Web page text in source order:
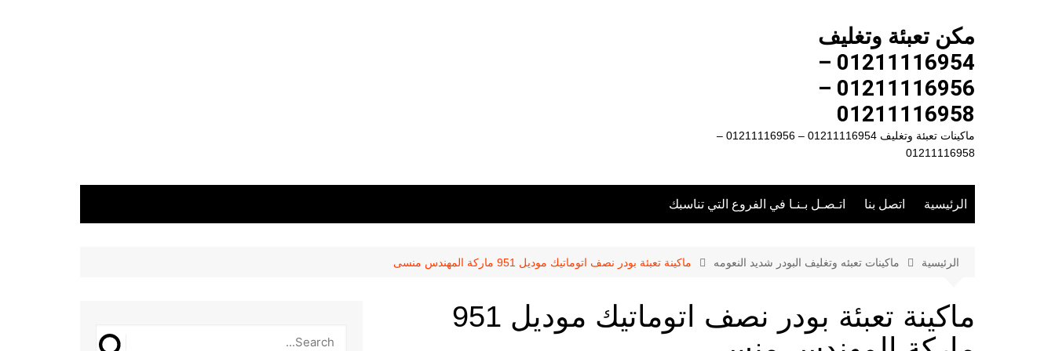
مكن تعبئة وتغليف
01211116954 –
01211116956 –
01211116958
ماكينات تعبئة وتغليف 01211116954 – 01211116956 –
01211116958
الرئيسية اتصل بنا اتـصـل بـنـا في الفروع التي تناسبك
الرئيسية ماكينات تعبئه وتغليف البودر شديد النعومه ماكينة تعبئة بودر نصف اتوماتيك موديل 951 ماركة المهندس منسى
ماكينة تعبئة بودر نصف اتوماتيك موديل 951